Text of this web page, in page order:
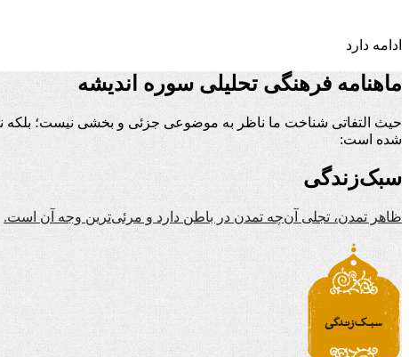
ادامه دارد
ماهنامه فرهنگی تحلیلی سوره اندیشه
حیث التفاتی شناخت ما ناظر به موضوعی جزئی و بخشی نیست؛ بلکه
شده است:
سبک‌زندگی
ظاهر تمدن، تجلی آن‌چه تمدن در باطن دارد و مرئی‌ترین وجه آن است.